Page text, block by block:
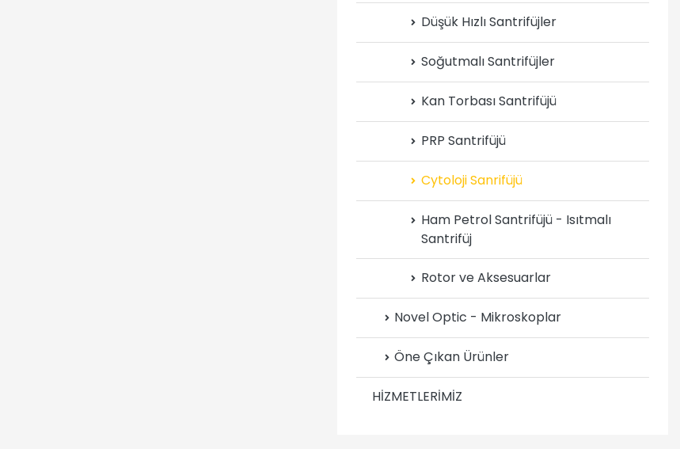
Düşük Hızlı Santrifüjler
Soğutmalı Santrifüjler
Kan Torbası Santrifüjü
PRP Santrifüjü
Cytoloji Sanrifüjü
Ham Petrol Santrifüjü - Isıtmalı
Santrifüj
Rotor ve Aksesuarlar
Novel Optic - Mikroskoplar
Öne Çıkan Ürünler
HİZMETLERİMİZ